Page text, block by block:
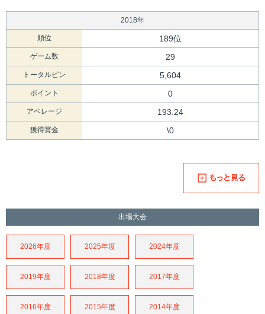
2018年
順位 189位
ゲーム数 29
トータルピン 5,604
ポイント 0
アベレージ 193.24
獲得賞金 \0
出場大会
2026年度 2025年度 2024年度
2019年度 2018年度 2017年度
2016年度 2015年度 2014年度